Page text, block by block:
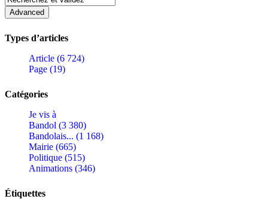
Types d’articles
Article (6 724)
Page (19)
Catégories
Je vis à
Bandol (3 380)
Bandolais... (1 168)
Mairie (665)
Politique (515)
Animations (346)
Étiquettes